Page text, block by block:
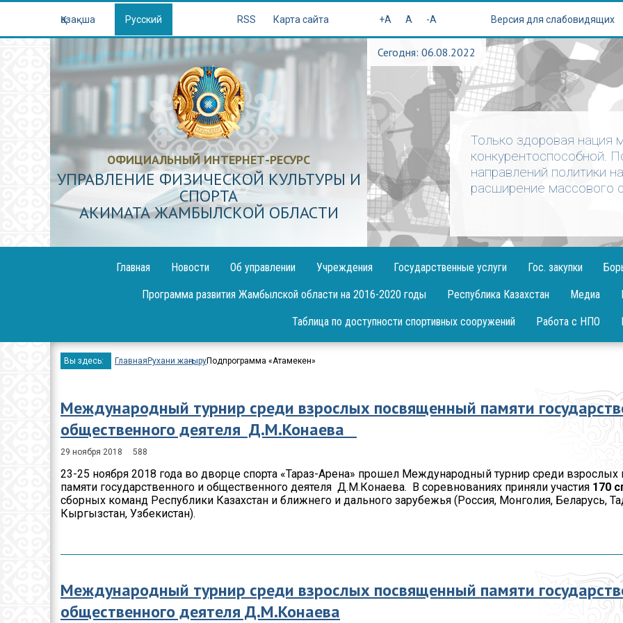
Қазақша Русский RSS Карта сайта +A A -A Версия для слабовидящих
ОФИЦИАЛЬНЫЙ ИНТЕРНЕТ-РЕСУРС
УПРАВЛЕНИЕ ФИЗИЧЕСКОЙ КУЛЬТУРЫ И
СПОРТА
АКИМАТА ЖАМБЫЛСКОЙ ОБЛАСТИ
Сегодня: 06.08.2022
Только здоровая нация
конкурентоспособной.
направлений политики
расширение массового
Главная Новости
Об управлении
Публикация
Проекты
Положение
Бюджет
Приём физических и
юридических лиц
Спортивные
выступления
Вакансии
Учреждения Государственные услуги Гос. закупки
Программа развития Жамбылской области на 2016-2020 годы
Республика Казахстан
Послания Президента
Государственные
Медиа
Фотогалерея
Таблица по доступности спортивных сооружений Работа с НПО
Вы здесь: Главная Рухани жаңғыруПодпрограмма «Атамекен»
Международный турнир среди взрослых посвященный памяти
общественного деятеля Д.М.Конаева
29 ноября 2018 588
23-25 ноября 2018 года во дворце спорта «Тараз-Арена» прошел Международный турнир среди
памяти государственного и общественного деятеля Д.М.Конаева. В соревнованиях приняли участия 170
сборных команд Республики Казахстан и ближнего и дального зарубежья (Россия, Монголия, Беларусь,
Кыргызстан, Узбекистан).
Международный турнир среди взрослых посвященный памяти
общественного деятеля Д.М.Конаева